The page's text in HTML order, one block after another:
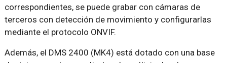
correspondientes, se puede grabar con cámaras de
terceros con detección de movimiento y configurarlas
mediante el protocolo ONVIF.
Además, el DMS 2400 (MK4) está dotado con una base